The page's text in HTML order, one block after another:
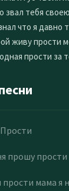
звал тебя
что я
живу прости
прости за
Прости
прошу прости
мама я наркоман